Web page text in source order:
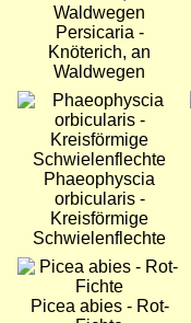
Persicaria -
Knöterich, an
Waldwegen
Bild
Phaeophyscia
orbicularis -
Kreisförmige
Schwielenflechte
Bild
Picea abies - Rot-